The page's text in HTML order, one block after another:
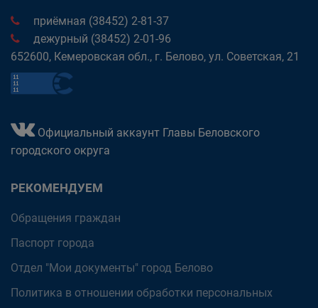
приёмная (38452) 2-81-37
дежурный (38452) 2-01-96
652600, Кемеровская обл., г. Белово, ул. Советская, 21
Официальный аккаунт Главы Беловского
городского округа
РЕКОМЕНДУЕМ
Обращения граждан
Паспорт города
Отдел "Мои документы" город Белово
Политика в отношении обработки персональных